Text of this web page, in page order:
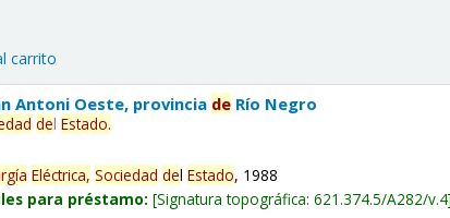
carrito
Antoni Oeste, provincia de Río Negro
delEstado.
Eléctrica, Sociedad delEstado, 1988
para préstamo: Signatura topográfica:621.374.5/A282/v.4